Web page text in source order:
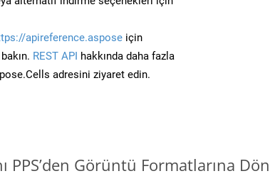
apireference.aspose için
REST API hakkında daha fazla
adresini ziyaret edin.
PPS’den Görüntü Formatlarına